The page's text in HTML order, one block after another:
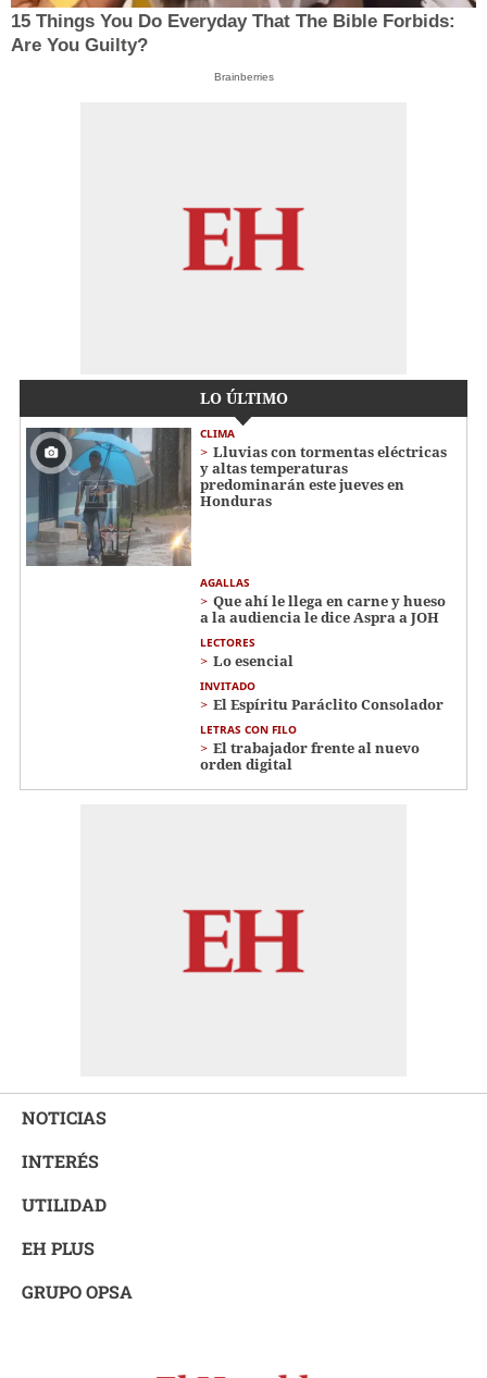
15 Things You Do Everyday That The Bible Forbids:
Are You Guilty?
Brainberries
LO ÚLTIMO
CLIMA
Lluvias con tormentas eléctricas
y altas temperaturas
predominarán este jueves en
Honduras
AGALLAS
Que ahí le llega en carne y hueso
a la audiencia le dice Aspra a JOH
LECTORES
Lo esencial
INVITADO
El Espíritu Paráclito Consolador
LETRAS CON FILO
El trabajador frente al nuevo
orden digital
NOTICIAS
INTERÉS
UTILIDAD
EH PLUS
GRUPO OPSA